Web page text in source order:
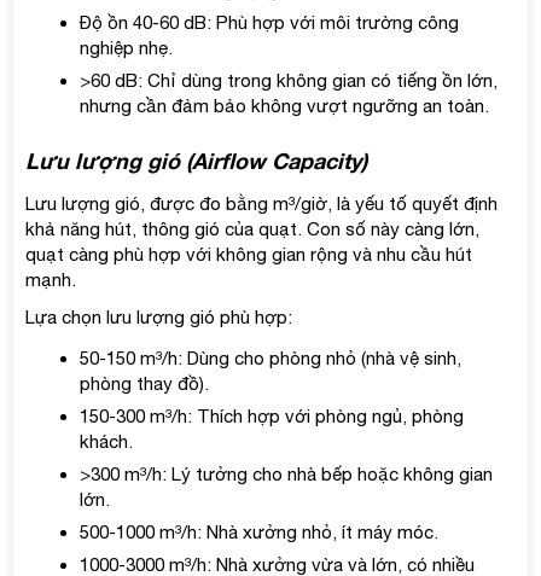
Độ ồn 40-60 dB: Phù hợp với môi trường công
nghiệp nhẹ.
>60 dB: Chỉ dùng trong không gian có tiếng ồn lớn,
nhưng cần đảm bảo không vượt ngưỡng an toàn.
Lưu lượng gió (Airflow Capacity)
Lưu lượng gió, được đo bằng m³/giờ, là yếu tố quyết định
khả năng hút, thông gió của quạt. Con số này càng lớn,
quạt càng phù hợp với không gian rộng và nhu cầu hút
mạnh.
Lựa chọn lưu lượng gió phù hợp:
50-150 m³/h: Dùng cho phòng nhỏ (nhà vệ sinh,
phòng thay đồ).
150-300 m³/h: Thích hợp với phòng ngủ, phòng
khách.
>300 m³/h: Lý tưởng cho nhà bếp hoặc không gian
lớn.
500-1000 m³/h: Nhà xưởng nhỏ, ít máy móc.
1000-3000 m³/h: Nhà xưởng vừa và lớn, có nhiều